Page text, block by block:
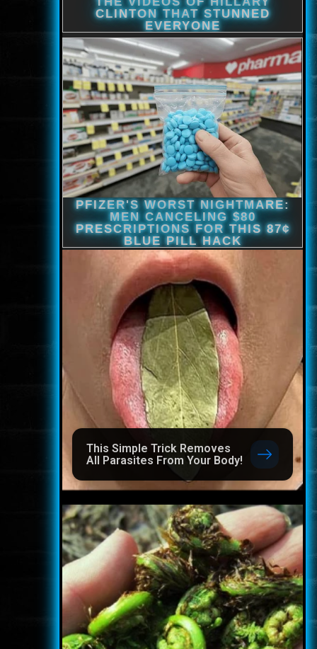
This Simple Trick Removes
All Parasites From Your Body!